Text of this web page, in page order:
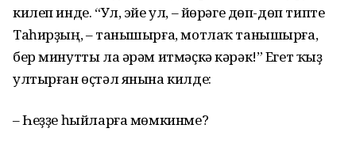
килеп инде. “Ул, эйе ул, – йөрәге дөп-дөп типте
Таһирҙың, – танышырға, мотлаҡ танышырға,
бер минутты ла әрәм итмәҫкә кәрәк!” Егет ҡыҙ
ултырған өҫтәл янына килде:
– Һеҙҙе һыйларға мөмкинме?